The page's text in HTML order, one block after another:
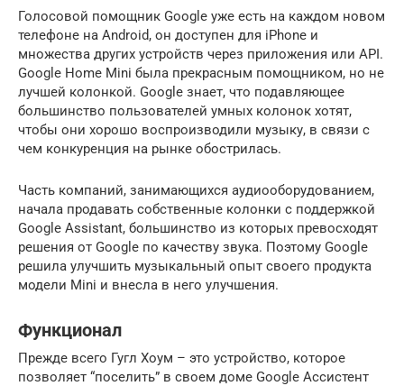
Голосовой помощник Google уже есть на каждом новом
телефоне на Android, он доступен для iPhone и
множества других устройств через приложения или API.
Google Home Mini была прекрасным помощником, но не
лучшей колонкой. Google знает, что подавляющее
большинство пользователей умных колонок хотят,
чтобы они хорошо воспроизводили музыку, в связи с
чем конкуренция на рынке обострилась.
Часть компаний, занимающихся аудиооборудованием,
начала продавать собственные колонки с поддержкой
Google Assistant, большинство из которых превосходят
решения от Google по качеству звука. Поэтому Google
решила улучшить музыкальный опыт своего продукта
модели Mini и внесла в него улучшения.
Функционал
Прежде всего Гугл Хоум – это устройство, которое
позволяет “поселить” в своем доме Google Ассистент